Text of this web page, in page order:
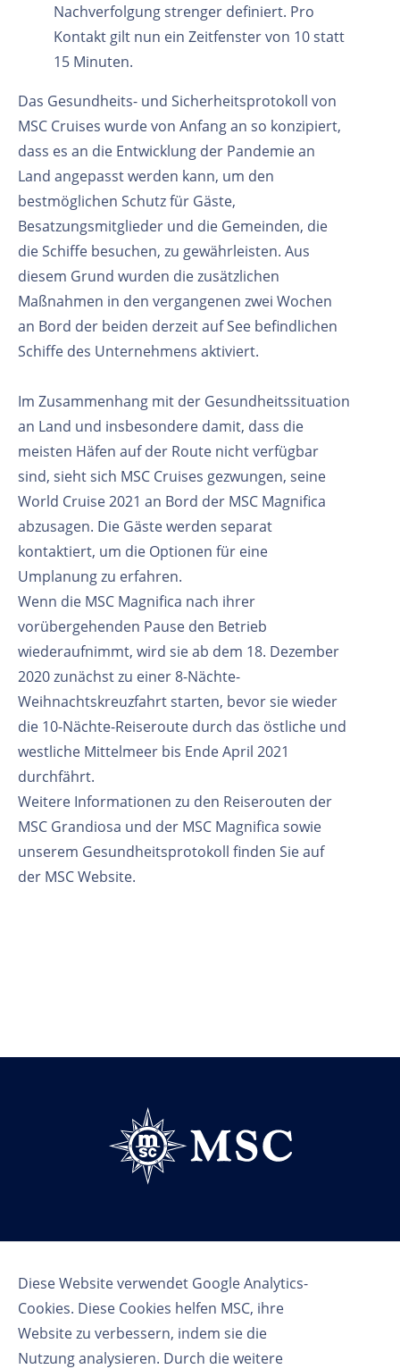
Diese Website verwendet Google Analytics-
Cookies. Diese Cookies helfen MSC, ihre
Website zu verbessern, indem sie die
Nutzung analysieren. Durch die weitere
Nachverfolgung strenger definiert. Pro
Kontakt gilt nun ein Zeitfenster von 10 statt
15 Minuten.
Das Gesundheits- und Sicherheitsprotokoll von
MSC Cruises wurde von Anfang an so konzipiert,
dass es an die Entwicklung der Pandemie an
Land angepasst werden kann, um den
bestmöglichen Schutz für Gäste,
Besatzungsmitglieder und die Gemeinden, die
die Schiffe besuchen, zu gewährleisten. Aus
diesem Grund wurden die zusätzlichen
Maßnahmen in den vergangenen zwei Wochen
an Bord der beiden derzeit auf See befindlichen
Schiffe des Unternehmens aktiviert.
Im Zusammenhang mit der Gesundheitssituation
an Land und insbesondere damit, dass die
meisten Häfen auf der Route nicht verfügbar
sind, sieht sich MSC Cruises gezwungen, seine
World Cruise 2021 an Bord der MSC Magnifica
abzusagen. Die Gäste werden separat
kontaktiert, um die Optionen für eine
Umplanung zu erfahren.
Wenn die MSC Magnifica nach ihrer
vorübergehenden Pause den Betrieb
wiederaufnimmt, wird sie ab dem 18. Dezember
2020 zunächst zu einer 8-Nächte-
Weihnachtskreuzfahrt starten, bevor sie wieder
die 10-Nächte-Reiseroute durch das östliche und
westliche Mittelmeer bis Ende April 2021
durchfährt.
Weitere Informationen zu den Reiserouten der
MSC Grandiosa und der MSC Magnifica sowie
unserem Gesundheitsprotokoll finden Sie auf
der MSC Website.
Follow us